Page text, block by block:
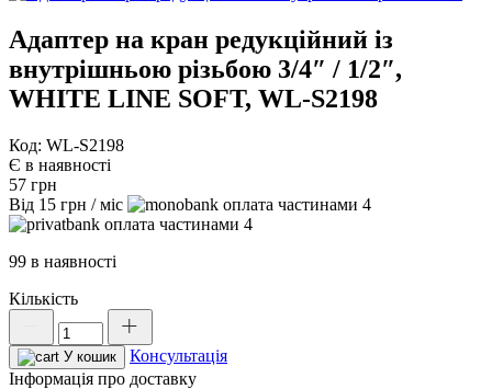
Адаптер на кран редукційний із
внутрішньою різьбою 3/4″ / 1/2″,
WHITE LINE SOFT, WL-S2198
Код: WL-S2198
Є в наявності
57 грн
Від 15 грн / міс
4
4
99 в наявності
Кількість
Адаптер
на
кран
редукційний
У кошик
Консультація
Інформація про доставку